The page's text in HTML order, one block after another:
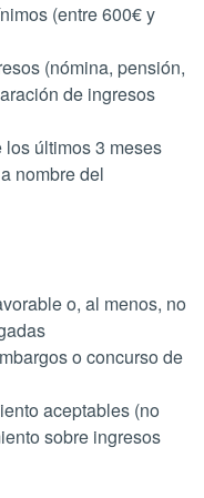
(entre 600€ y
(nómina, pensión,
de ingresos
últimos 3 meses
nombre del
o, al menos, no
o concurso de
aceptables (no
sobre ingresos